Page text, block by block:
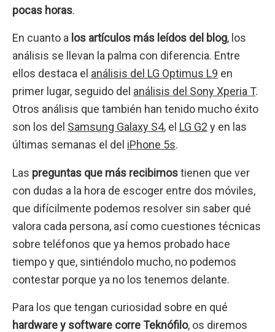
pocas horas.
En cuanto a los artículos más leídos del blog, los
análisis se llevan la palma con diferencia. Entre
ellos destaca el análisis del LG Optimus L9 en
primer lugar, seguido del análisis del Sony Xperia T.
Otros análisis que también han tenido mucho éxito
son los del Samsung Galaxy S4, el LG G2 y en las
últimas semanas el del iPhone 5s.
Las preguntas que más recibimostienen que ver
con dudas a la hora de escoger entre dos móviles,
que difícilmente podemos resolver sin saber qué
valora cada persona, así como cuestiones técnicas
sobre teléfonos que ya hemos probado hace
tiempo y que, sintiéndolo mucho, no podemos
contestar porque ya no los tenemos delante.
Para los que tengan curiosidad sobre en qué
hardware y software corre Teknófilo, os diremos